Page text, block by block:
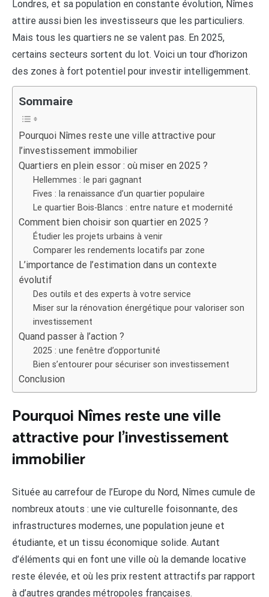
Londres, et sa population en constante évolution, Nîmes
attire aussi bien les investisseurs que les particuliers.
Mais tous les quartiers ne se valent pas. En 2025,
certains secteurs sortent du lot. Voici un tour d’horizon
des zones à fort potentiel pour investir intelligemment.
Sommaire
Pourquoi Nîmes reste une ville attractive pour
l’investissement immobilier
Quartiers en plein essor : où miser en 2025 ?
Hellemmes : le pari gagnant
Fives : la renaissance d’un quartier populaire
Le quartier Bois-Blancs : entre nature et modernité
Comment bien choisir son quartier en 2025 ?
Étudier les projets urbains à venir
Comparer les rendements locatifs par zone
L’importance de l’estimation dans un contexte
évolutif
Des outils et des experts à votre service
Miser sur la rénovation énergétique pour valoriser son
investissement
Quand passer à l’action ?
2025 : une fenêtre d’opportunité
Bien s’entourer pour sécuriser son investissement
Conclusion
Pourquoi Nîmes reste une ville
attractive pour l’investissement
immobilier
Située au carrefour de l’Europe du Nord, Nîmes cumule de
nombreux atouts : une vie culturelle foisonnante, des
infrastructures modernes, une population jeune et
étudiante, et un tissu économique solide. Autant
d’éléments qui en font une ville où la demande locative
reste élevée, et où les prix restent attractifs par rapport
à d’autres grandes métropoles françaises.